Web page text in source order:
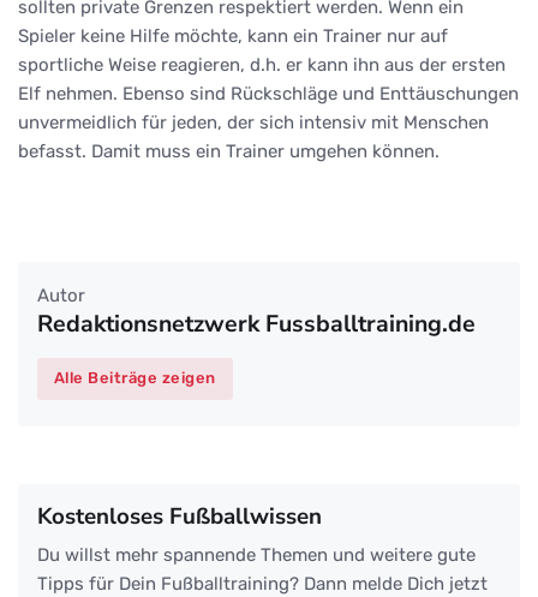
sollten private Grenzen respektiert werden. Wenn ein
Spieler keine Hilfe möchte, kann ein Trainer nur auf
sportliche Weise reagieren, d.h. er kann ihn aus der ersten
Elf nehmen. Ebenso sind Rückschläge und Enttäuschungen
unvermeidlich für jeden, der sich intensiv mit Menschen
befasst. Damit muss ein Trainer umgehen können.
Autor
Redaktionsnetzwerk Fussballtraining.de
Alle Beiträge zeigen
Kostenloses Fußballwissen
Du willst mehr spannende Themen und weitere gute
Tipps für Dein Fußballtraining? Dann melde Dich jetzt